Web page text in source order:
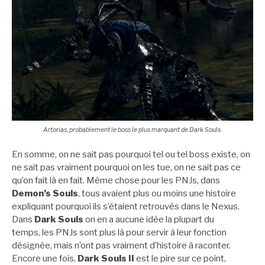
Artorias, probablement le boss le plus marquant de Dark Souls.
En somme, on ne sait pas pourquoi tel ou tel boss existe, on
ne sait pas vraiment pourquoi on les tue, on ne sait pas ce
qu’on fait là en fait. Même chose pour les PNJs, dans
Demon’s Souls, tous avaient plus ou moins une histoire
expliquant pourquoi ils s’étaient retrouvés dans le Nexus.
Dans Dark Souls on en a aucune idée la plupart du
temps, les PNJs sont plus là pour servir à leur fonction
désignée, mais n’ont pas vraiment d’histoire à raconter.
Encore une fois, Dark Souls II est le pire sur ce point,